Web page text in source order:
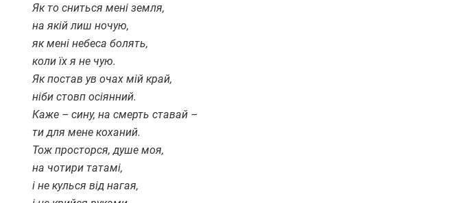
Як то сниться мені земля,
на якій лиш ночую,
як мені небеса болять,
коли їх я не чую.
Як постав ув очах мій край,
ніби стовп осіянний.
Каже – сину, на смерть ставай –
ти для мене коханий.
Тож просторся, душе моя,
на чотири татамі,
і не кулься від нагая,